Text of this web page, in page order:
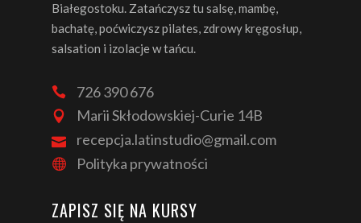
Białegostoku. Zatańczysz tu salsę, mambę,
bachatę, poćwiczysz pilates, zdrowy kręgosłup,
salsation i izolacje w tańcu.
726 390 676
Marii Skłodowskiej-Curie 14B
recepcja.latinstudio@gmail.com
Polityka prywatności
ZAPISZ SIĘ NA KURSY